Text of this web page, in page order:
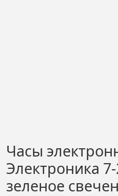
Часы
Электроника
зеленое